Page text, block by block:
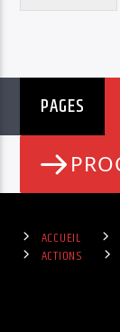
PAGES
ACCUEIL
ACTIONS